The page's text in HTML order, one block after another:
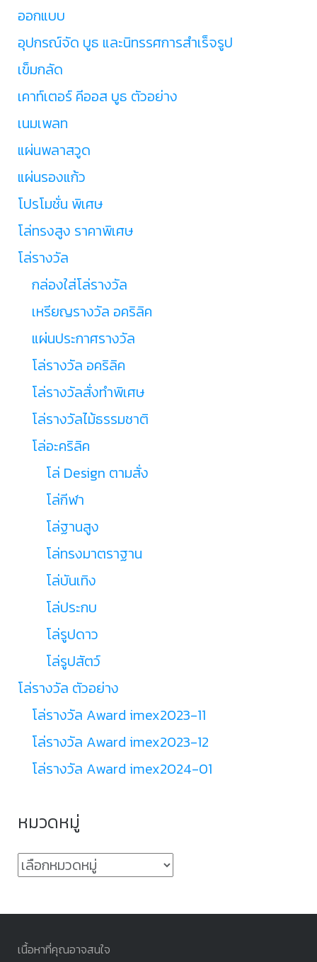
ออกแบบ
อุปกรณ์จัด บูธ และนิทรรศการสำเร็จรูป
เข็มกลัด
เคาท์เตอร์ คีออส บูธ ตัวอย่าง
เนมเพลท
แผ่นพลาสวูด
แผ่นรองแก้ว
โปรโมชั่น พิเศษ
โล่ทรงสูง ราคาพิเศษ
โล่รางวัล
กล่องใส่โล่รางวัล
เหรียญรางวัล อคริลิค
แผ่นประกาศรางวัล
โล่รางวัล อคริลิค
โล่รางวัลสั่งทำพิเศษ
โล่รางวัลไม้ธรรมชาติ
โล่อะคริลิค
โล่ Design ตามสั่ง
โล่กีฬา
โล่ฐานสูง
โล่ทรงมาตราฐาน
โล่บันเทิง
โล่ประกบ
โล่รูปดาว
โล่รูปสัตว์
โล่รางวัล ตัวอย่าง
โล่รางวัล Award imex2023-11
โล่รางวัล Award imex2023-12
โล่รางวัล Award imex2024-01
หมวดหมู่
หมวด
เนื้อหาที่คุณอาจสนใจ